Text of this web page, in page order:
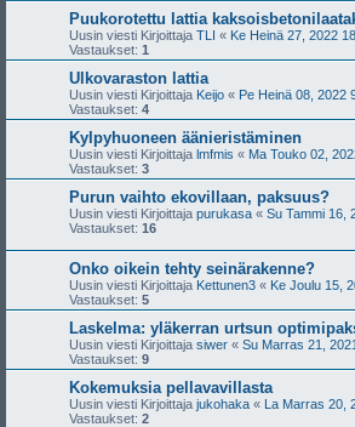
Puukorotettu lattia
Uusin viesti Kirjoittaja TLI « Ke Heinä 27, 2022
Vastaukset: 1
Ulkovaraston lattia
Uusin viesti Kirjoittaja Keijo « Pe Heinä 08, 2022
Vastaukset: 4
Kylpyhuoneen äänieristäminen
Uusin viesti Kirjoittaja lmfmis « Ma Touko 02,
Vastaukset: 3
Purun vaihto ekovillaan, paksuus?
Uusin viesti Kirjoittaja purukasa « Su Tammi 16,
Vastaukset: 16
Onko oikein tehty seinärakenne?
Uusin viesti Kirjoittaja Kettunen3 « Ke Joulu 15,
Vastaukset: 5
Laskelma: yläkerran urtsun
Uusin viesti Kirjoittaja siwer « Su Marras 21,
Vastaukset: 9
Kokemuksia pellavavillasta
Uusin viesti Kirjoittaja jukohaka « La Marras 20,
Vastaukset: 2